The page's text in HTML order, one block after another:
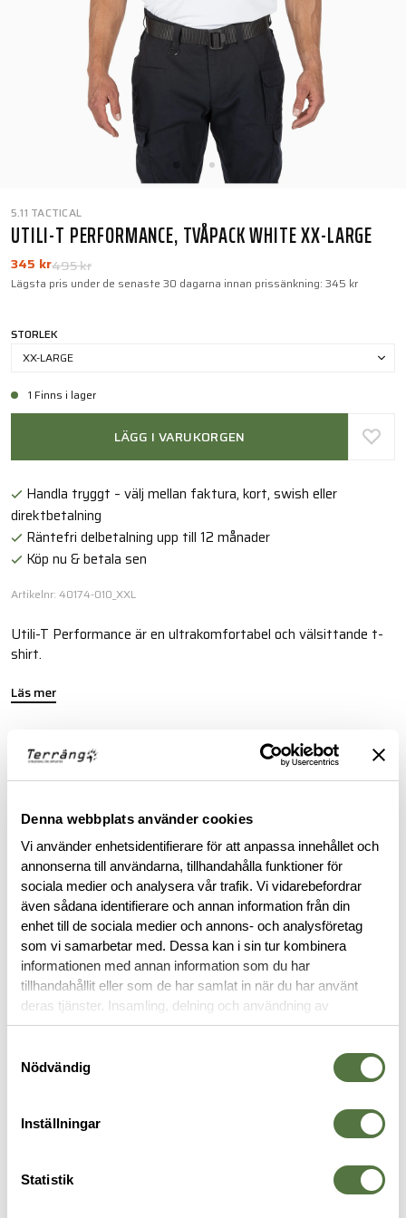
Denna webbplats använder cookies
Vi använder enhetsidentifierare för att anpassa innehållet och
annonserna till användarna, tillhandahålla funktioner för
sociala medier och analysera vår trafik. Vi vidarebefordrar
även sådana identifierare och annan information från din
enhet till de sociala medier och annons- och analysföretag
som vi samarbetar med. Dessa kan i sin tur kombinera
informationen med annan information som du har
tillhandahållit eller som de har samlat in när du har använt
deras tjänster. Insamling, delning och användning av
personuppgifter kan användas för personalisering av
Nödvändig
Inställningar
Statistik
5.11 TACTICAL
UTILI-T PERFORMANCE, TVÅPACK WHITE XX-LARGE
495 kr
345 kr
Lägsta pris under de senaste 30 dagarna innan prissänkning: 345 kr
STORLEK
XX-LARGE
1 Finns i lager
LÄGG I VARUKORGEN
Handla tryggt – välj mellan faktura, kort, swish eller
direktbetalning
Räntefri delbetalning upp till 12 månader
Köp nu & betala sen
Artikelnr: 40174-010_XXL
Utili-T Performance är en ultrakomfortabel och välsittande t-
shirt.
Läs mer
FINNS I FÖLJANDE FÄRGER
BESKRIVNING
RECENSIONER